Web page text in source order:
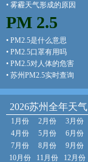
• 雾霾天气形成的原因
PM 2.5
• PM2.5是什么意思
• PM2.5口罩有用吗
• PM2.5对人体的危害
• 苏州PM2.5实时查询
2026苏州全年天气
1月份 2月份
3月份
4月份
5月份
6月份
7月份
8月份
9月份
10月份
11月份 12月份